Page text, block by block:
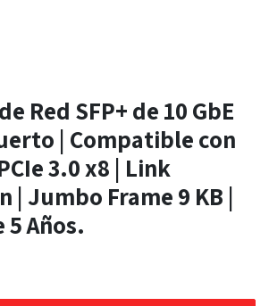
Red SFP+ de 10 GbE
| Compatible con
3.0 x8 | Link
| Jumbo Frame 9 KB |
Años.